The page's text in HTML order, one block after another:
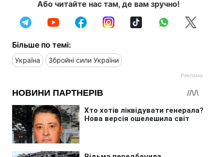
Або читайте нас там, де вам зручно!
Більше по темі:
Україна Збройні сили України